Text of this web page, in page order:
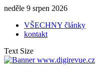
neděle 9 srpen 2026
VŠECHNY články
kontakt
Text Size